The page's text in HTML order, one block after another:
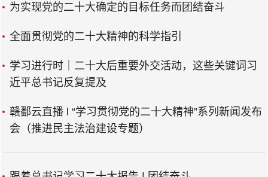
为实现党的二十大确定的目标任务而团结奋斗
全面贯彻党的二十大精神的科学指引
学习进行时｜二十大后重要外交活动，这些关键词习
近平总书记反复提及
赣鄱云直播 l “学习贯彻党的二十大精神”系列新闻发布
会（推进民主法治建设专题）